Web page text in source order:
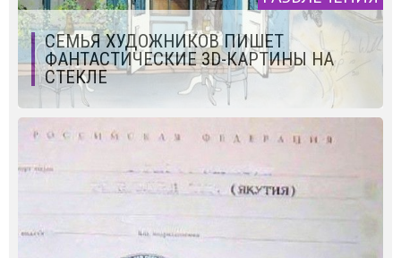
СЕМЬЯ ХУДОЖНИКОВ ПИШЕТ
ФАНТАСТИЧЕСКИЕ 3D-КАРТИНЫ НА
СТЕКЛЕ